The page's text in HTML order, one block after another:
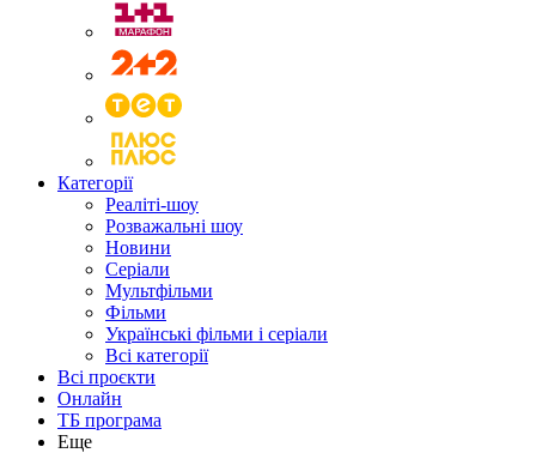
Категорії
Реаліті-шоу
Розважальні шоу
Новини
Серіали
Мультфільми
Фільми
Українські фільми і серіали
Всі категорії
Всі проєкти
Онлайн
ТБ програма
Еще